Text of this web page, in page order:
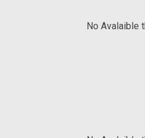
No Avalaible